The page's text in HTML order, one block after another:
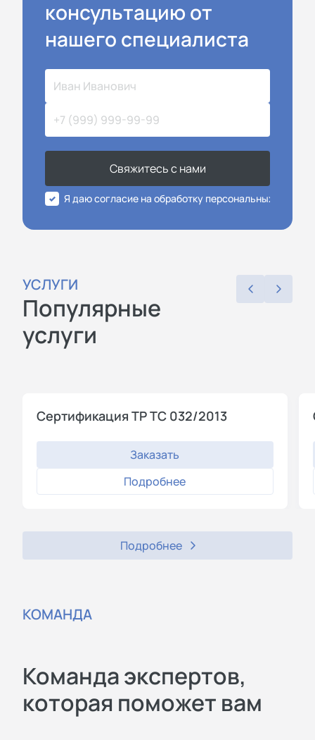
консультацию от
нашего специалиста
Свяжитесь с нами
Я даю согласие на обработку персональных
УСЛУГИ
Популярные
услуги
Сертификация ТР ТС 032/2013
Заказать
Подробнее
Подробнее
КОМАНДА
Команда экспертов,
которая поможет вам